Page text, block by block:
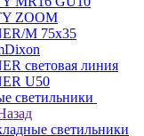
ZOOM
M 75х35
световая линия
U50
светильники
светильники